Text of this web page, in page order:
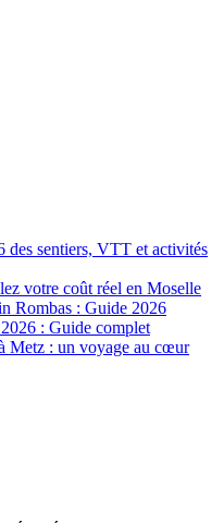
sentiers, VTT et activités
votre coût réel en Moselle
Rombas : Guide 2026
: Guide complet
Metz : un voyage au cœur